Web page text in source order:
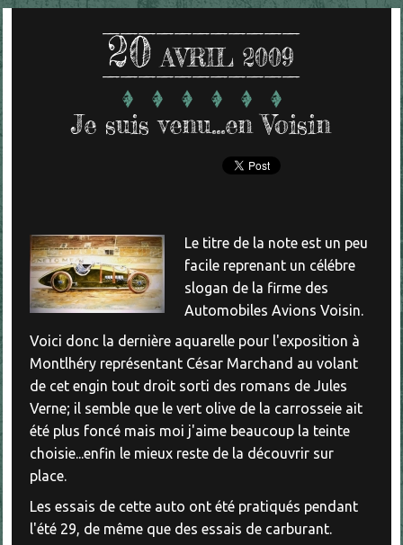
20 AVRIL 2009
Je suis venu...en Voisin
Le titre de la note est un peu
facile reprenant un célébre
slogan de la firme des
Automobiles Avions Voisin.
Voici donc la dernière aquarelle pour l'exposition à
Montlhéry représentant César Marchand au volant
de cet engin tout droit sorti des romans de Jules
Verne; il semble que le vert olive de la carrosseie ait
été plus foncé mais moi j'aime beaucoup la teinte
choisie...enfin le mieux reste de la découvrir sur
place.
Les essais de cette auto ont été pratiqués pendant
l'été 29, de même que des essais de carburant.